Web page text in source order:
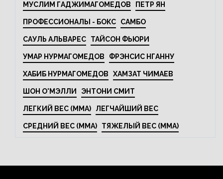
МУСЛИМ ГАДЖИМАГОМЕДОВ ПЕТР ЯН
ПРОФЕССИОНАЛЫ - БОКС САМБО
САУЛЬ АЛЬВАРЕС ТАЙСОН ФЬЮРИ
УМАР НУРМАГОМЕДОВ ФРЭНСИС НГАННУ
ХАБИБ НУРМАГОМЕДОВ ХАМЗАТ ЧИМАЕВ
ШОН О'МЭЛЛИ ЭНТОНИ СМИТ
ЛЕГКИЙ ВЕС (MMA) ЛЕГЧАЙШИЙ ВЕС
СРЕДНИЙ ВЕС (MMA) ТЯЖЕЛЫЙ ВЕС (MMA)